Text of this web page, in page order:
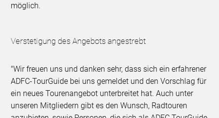
möglich.
Verstetigung des Angebots angestrebt
"Wir freuen uns und danken sehr, dass sich ein erfahrener
ADFC-TourGuide bei uns gemeldet und den Vorschlag für
ein neues Tourenangebot unterbreitet hat. Auch unter
unseren Mitgliedern gibt es den Wunsch, Radtouren